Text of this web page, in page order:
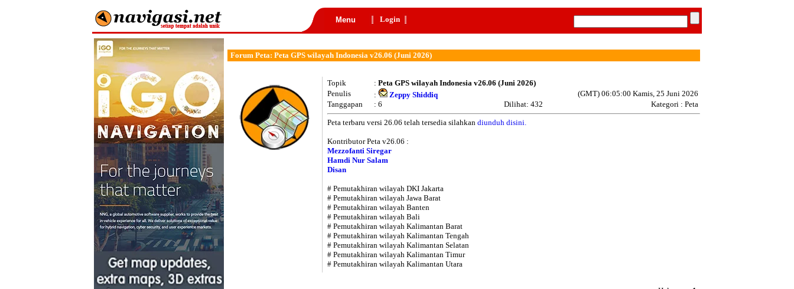
Menu Login
Forum Peta: Peta GPS wilayah Indonesia v26.06 (Juni 2026)
Topik : Peta GPS wilayah Indonesia v26.06 (Juni 2026)
Penulis
: Zeppy Shiddiq
(GMT) 06:05:00 Kamis, 25 Juni 2026
Tanggapan
: 6 Dilihat: 432 Kategori : Peta
Peta terbaru versi 26.06 telah tersedia silahkan diunduh disini.
Kontributor Peta v26.06 :
Mezzofanti Siregar
Hamdi Nur Salam
Disan
# Pemutakhiran wilayah DKI Jakarta
# Pemutakhiran wilayah Jawa Barat
# Pemutakhiran wilayah Banten
# Pemutakhiran wilayah Bali
# Pemutakhiran wilayah Kalimantan Barat
# Pemutakhiran wilayah Kalimantan Tengah
# Pemutakhiran wilayah Kalimantan Selatan
# Pemutakhiran wilayah Kalimantan Timur
# Pemutakhiran wilayah Kalimantan Utara